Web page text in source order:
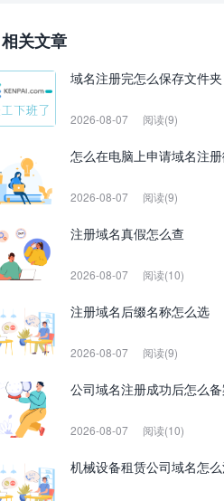
相关文章
域名注册完怎么保存文件夹
2026-08-07 阅读(9)
怎么在电脑上申请域名注
2026-08-07 阅读(9)
注册域名真假怎么查
2026-08-07 阅读(10)
注册域名后缀名称怎么选
2026-08-07 阅读(9)
公司域名注册成功后怎么
2026-08-07 阅读(10)
机械设备租赁公司域名怎